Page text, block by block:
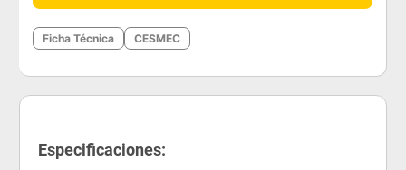
Ficha Técnica CESMEC
Especificaciones: